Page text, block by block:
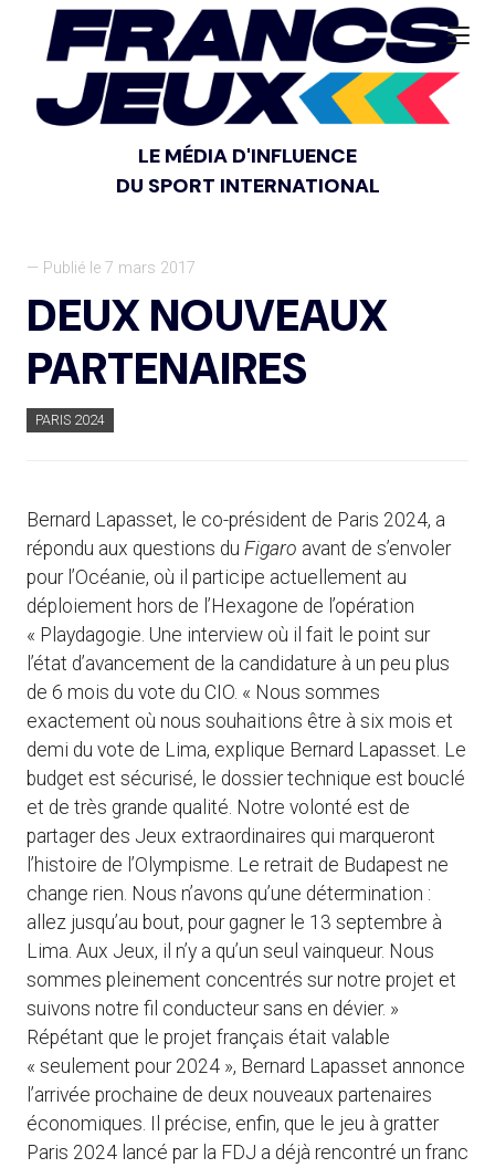
LE MÉDIA D'INFLUENCE
DU SPORT INTERNATIONAL
— Publié le 7 mars 2017
DEUX NOUVEAUX
PARTENAIRES
PARIS 2024
Bernard Lapasset, le co-président de Paris 2024, a
répondu aux questions du Figaro avant de s’envoler
pour l’Océanie, où il participe actuellement au
déploiement hors de l’Hexagone de l’opération
« Playdagogie. Une interview où il fait le point sur
l’état d’avancement de la candidature à un peu plus
de 6 mois du vote du CIO. « Nous sommes
exactement où nous souhaitions être à six mois et
demi du vote de Lima, explique Bernard Lapasset. Le
budget est sécurisé, le dossier technique est bouclé
et de très grande qualité. Notre volonté est de
partager des Jeux extraordinaires qui marqueront
l’histoire de l’Olympisme. Le retrait de Budapest ne
change rien. Nous n’avons qu’une détermination :
allez jusqu’au bout, pour gagner le 13 septembre à
Lima. Aux Jeux, il n’y a qu’un seul vainqueur. Nous
sommes pleinement concentrés sur notre projet et
suivons notre fil conducteur sans en dévier. »
Répétant que le projet français était valable
« seulement pour 2024 », Bernard Lapasset annonce
l’arrivée prochaine de deux nouveaux partenaires
économiques. Il précise, enfin, que le jeu à gratter
Paris 2024 lancé par la FDJ a déjà rencontré un franc